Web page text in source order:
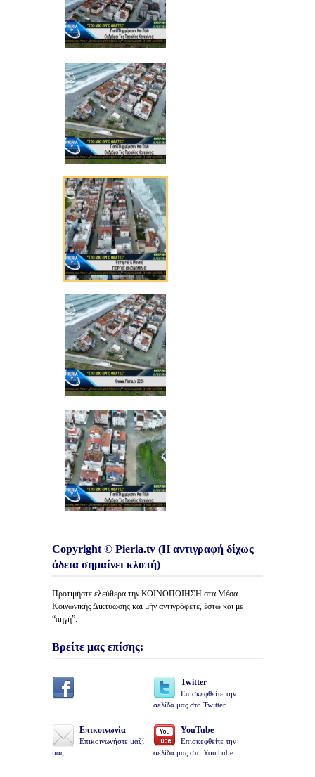
Copyright © Pieria.tv (Η αντιγραφή δίχως
άδεια σημαίνει κλοπή)
Προτιμήστε ελεύθερα την ΚΟΙΝΟΠΟΙΗΣΗ στα Μέσα
Κοινωνικής Δικτύωσης και μήν αντιγράφετε, έστω και με
“πηγή”.
Βρείτε μας επίσης:
Twitter
Επισκεφθείτε την
σελίδα μας στο Twitter
Επικοινωνία
Επικοινωνήστε μαζί
μας
YouTube
Επισκεφθείτε την
σελίδα μας στο YouTube